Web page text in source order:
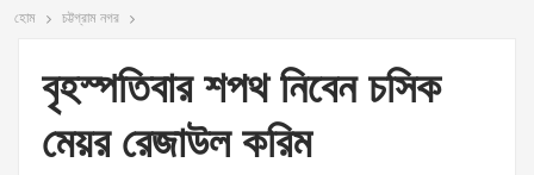
হোম চট্টগ্রাম নগর
বৃহস্পতিবার শপথ নিবেন চসিক
মেয়র রেজাউল করিম